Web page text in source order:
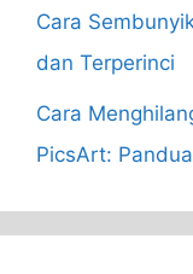
Cara
dan Terperinci
Cara
PicsArt: